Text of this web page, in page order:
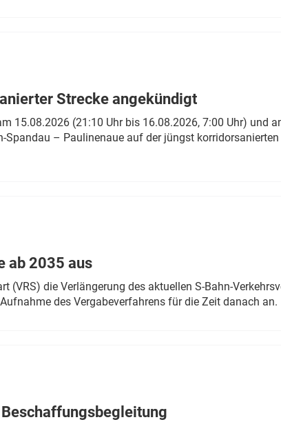
Strecke angekündigt
15.08.2026 (21:10 Uhr bis 16.08.2026, 7:00 Uhr) und
Spandau – Paulinenaue auf der jüngst
ab 2035 aus
(VRS) die Verlängerung des aktuellen S-Bahn-
des Vergabeverfahrens für die Zeit danach an.